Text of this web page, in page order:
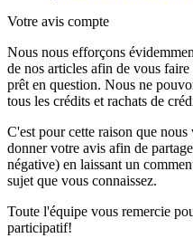
Votre avis compte
Nous nous efforçons
de nos articles afin de vous
prêt en question. Nous ne
tous les crédits et rachats de
C'est pour cette raison que
donner votre avis afin de
négative) en laissant un
sujet que vous connaissez.
Toute l'équipe vous remercie
participatif!